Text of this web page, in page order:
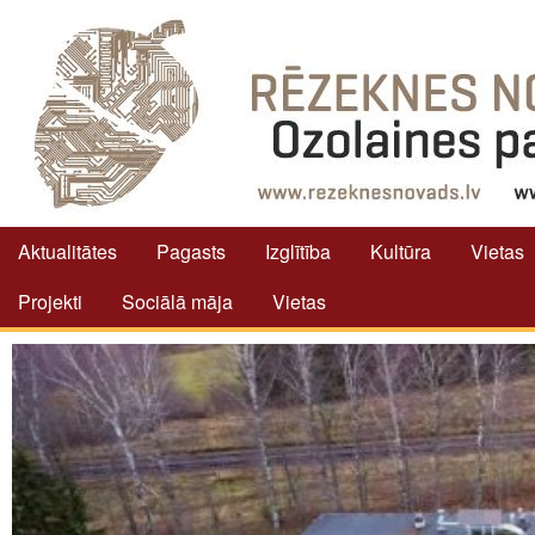
Aktualitātes Pagasts Izglītība Kultūra
Vietas
Projekti
Sociālā māja Vietas